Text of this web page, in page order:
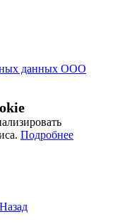
данных ООО
Подробнее
Назад